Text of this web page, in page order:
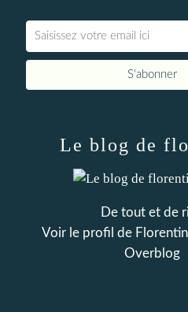
Le blog de
De tout et de
Voir le profil de Florentin
Overblog